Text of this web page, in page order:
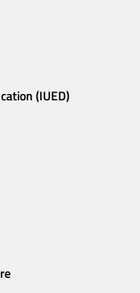
(IUED)